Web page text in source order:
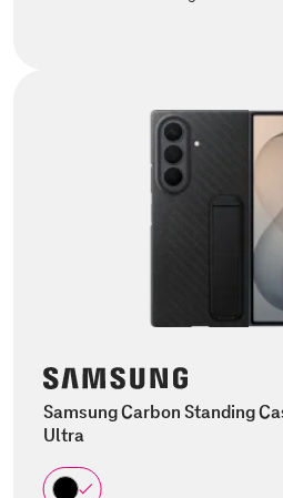
Samsung Carbon Standing
Ultra